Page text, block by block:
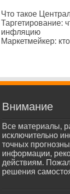
Что такое
Таргетирование:
инфляцию
Маркетмейкер:
Внимание
Все материалы,
исключительно
точных
информации,
действиям.
решения